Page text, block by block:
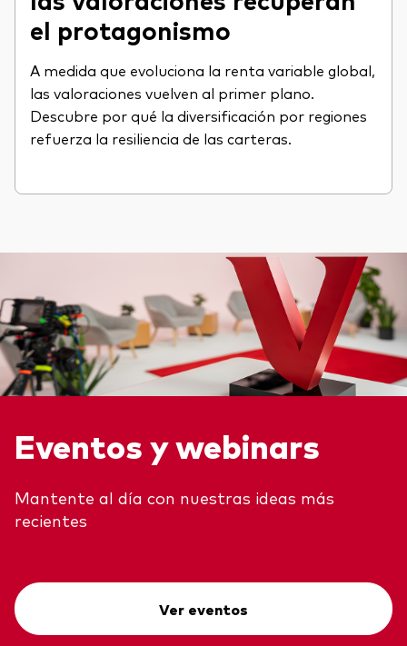
el protagonismo
A medida que evoluciona la renta variable global,
las valoraciones vuelven al primer plano.
Descubre por qué la diversificación por regiones
refuerza la resiliencia de las carteras.
Eventos y webinars
Mantente al día con nuestras ideas más
recientes
Ver eventos